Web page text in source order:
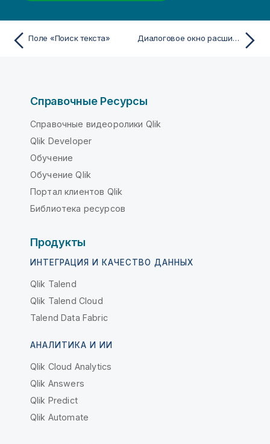
Поле «Поиск текста» Диалоговое окно расширенного поиска
Справочные Ресурсы
Справочные видеоролики Qlik
Qlik Developer
Обучение
Обучение Qlik
Портал клиентов Qlik
Библиотека ресурсов
Продукты
ИНТЕГРАЦИЯ И КАЧЕСТВО ДАННЫХ
Qlik Talend
Qlik Talend Cloud
Talend Data Fabric
АНАЛИТИКА И ИИ
Qlik Cloud Analytics
Qlik Answers
Qlik Predict
Qlik Automate